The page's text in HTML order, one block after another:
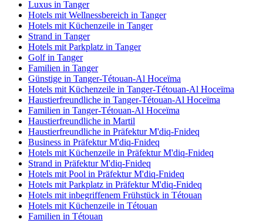
Luxus in Tanger
Hotels mit Wellnessbereich in Tanger
Hotels mit Küchenzeile in Tanger
Strand in Tanger
Hotels mit Parkplatz in Tanger
Golf in Tanger
Familien in Tanger
Günstige in Tanger-Tétouan-Al Hoceïma
Hotels mit Küchenzeile in Tanger-Tétouan-Al Hoceïma
Haustierfreundliche in Tanger-Tétouan-Al Hoceïma
Familien in Tanger-Tétouan-Al Hoceïma
Haustierfreundliche in Martil
Haustierfreundliche in Präfektur M'diq-Fnideq
Business in Präfektur M'diq-Fnideq
Hotels mit Küchenzeile in Präfektur M'diq-Fnideq
Strand in Präfektur M'diq-Fnideq
Hotels mit Pool in Präfektur M'diq-Fnideq
Hotels mit Parkplatz in Präfektur M'diq-Fnideq
Hotels mit inbegriffenem Frühstück in Tétouan
Hotels mit Küchenzeile in Tétouan
Familien in Tétouan